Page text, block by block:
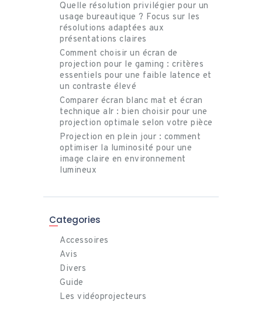
Quelle résolution privilégier pour un
usage bureautique ? Focus sur les
résolutions adaptées aux
présentations claires
Comment choisir un écran de
projection pour le gaming : critères
essentiels pour une faible latence et
un contraste élevé
Comparer écran blanc mat et écran
technique alr : bien choisir pour une
projection optimale selon votre pièce
Projection en plein jour : comment
optimiser la luminosité pour une
image claire en environnement
lumineux
Categories
Accessoires
Avis
Divers
Guide
Les vidéoprojecteurs